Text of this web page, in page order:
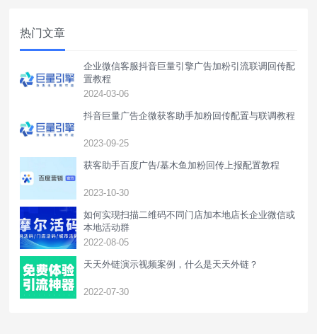
热门文章
企业微信客服抖音巨量引擎广告加粉引流联调回传配
置教程
2024-03-06
抖音巨量广告企微获客助手加粉回传配置与联调教程
2023-09-25
获客助手百度广告/基木鱼加粉回传上报配置教程
2023-10-30
如何实现扫描二维码不同门店加本地店长企业微信或
本地活动群
2022-08-05
天天外链演示视频案例，什么是天天外链？
2022-07-30